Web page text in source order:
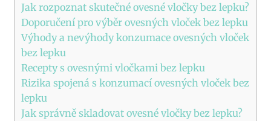
Jak rozpoznat skutečné ovesné vločky bez lepku?
Doporučení pro výběr ovesných vloček bez lepku
Výhody a nevýhody konzumace ovesných vloček
bez lepku
Recepty s ovesnými vločkami bez lepku
Rizika spojená s konzumací ovesných vloček bez
lepku
Jak správně skladovat ovesné vločky bez lepku?